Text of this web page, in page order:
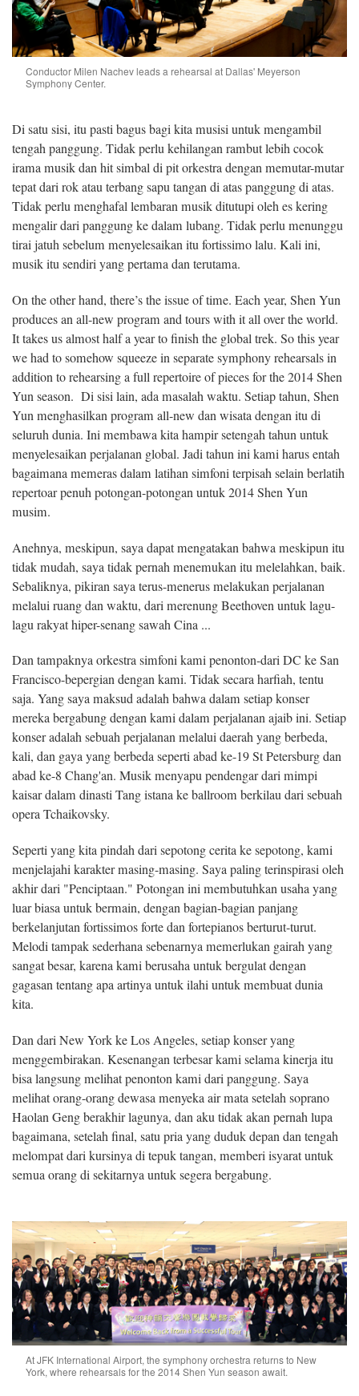
Conductor Milen Nachev leads a rehearsal at Dallas' Meyerson
Symphony Center.
Di satu sisi, itu pasti bagus bagi kita musisi untuk mengambil
tengah panggung. Tidak perlu kehilangan rambut lebih cocok
irama musik dan hit simbal di pit orkestra dengan memutar-mutar
tepat dari rok atau terbang sapu tangan di atas panggung di atas.
Tidak perlu menghafal lembaran musik ditutupi oleh es kering
mengalir dari panggung ke dalam lubang. Tidak perlu menunggu
tirai jatuh sebelum menyelesaikan itu fortissimo lalu. Kali ini,
musik itu sendiri yang pertama dan terutama.
On the other hand, there’s the issue of time. Each year, Shen Yun
produces an all-new program and tours with it all over the world.
It takes us almost half a year to finish the global trek. So this year
we had to somehow squeeze in separate symphony rehearsals in
addition to rehearsing a full repertoire of pieces for the 2014 Shen
Yun season. Di sisi lain, ada masalah waktu. Setiap tahun, Shen
Yun menghasilkan program all-new dan wisata dengan itu di
seluruh dunia. Ini membawa kita hampir setengah tahun untuk
menyelesaikan perjalanan global. Jadi tahun ini kami harus entah
bagaimana memeras dalam latihan simfoni terpisah selain berlatih
repertoar penuh potongan-potongan untuk 2014 Shen Yun
musim.
Anehnya, meskipun, saya dapat mengatakan bahwa meskipun itu
tidak mudah, saya tidak pernah menemukan itu melelahkan, baik.
Sebaliknya, pikiran saya terus-menerus melakukan perjalanan
melalui ruang dan waktu, dari merenung Beethoven untuk lagu-
lagu rakyat hiper-senang sawah Cina ...
Dan tampaknya orkestra simfoni kami penonton-dari DC ke San
Francisco-bepergian dengan kami. Tidak secara harfiah, tentu
saja. Yang saya maksud adalah bahwa dalam setiap konser
mereka bergabung dengan kami dalam perjalanan ajaib ini. Setiap
konser adalah sebuah perjalanan melalui daerah yang berbeda,
kali, dan gaya yang berbeda seperti abad ke-19 St Petersburg dan
abad ke-8 Chang'an. Musik menyapu pendengar dari mimpi
kaisar dalam dinasti Tang istana ke ballroom berkilau dari sebuah
opera Tchaikovsky.
Seperti yang kita pindah dari sepotong cerita ke sepotong, kami
menjelajahi karakter masing-masing. Saya paling terinspirasi oleh
akhir dari "Penciptaan." Potongan ini membutuhkan usaha yang
luar biasa untuk bermain, dengan bagian-bagian panjang
berkelanjutan fortissimos forte dan fortepianos berturut-turut.
Melodi tampak sederhana sebenarnya memerlukan gairah yang
sangat besar, karena kami berusaha untuk bergulat dengan
gagasan tentang apa artinya untuk ilahi untuk membuat dunia
kita.
Dan dari New York ke Los Angeles, setiap konser yang
menggembirakan. Kesenangan terbesar kami selama kinerja itu
bisa langsung melihat penonton kami dari panggung. Saya
melihat orang-orang dewasa menyeka air mata setelah soprano
Haolan Geng berakhir lagunya, dan aku tidak akan pernah lupa
bagaimana, setelah final, satu pria yang duduk depan dan tengah
melompat dari kursinya di tepuk tangan, memberi isyarat untuk
semua orang di sekitarnya untuk segera bergabung.
At JFK International Airport, the symphony orchestra returns to New
York, where rehearsals for the 2014 Shen Yun season await.